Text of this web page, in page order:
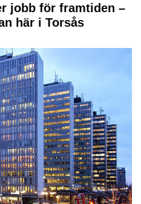
jobb för framtiden –
här i Torsås